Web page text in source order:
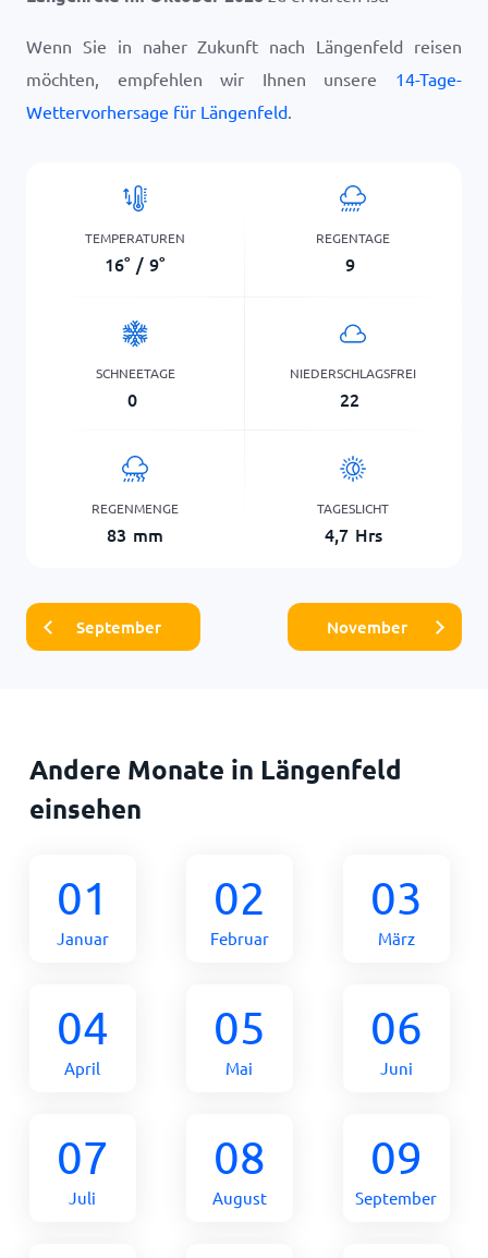
Wenn Sie in naher Zukunft nach Längenfeld reisen
möchten, empfehlen wir Ihnen unsere 14-Tage-
Wettervorhersage für Längenfeld.
TEMPERATUREN
16° / 9°
REGENTAGE
9
SCHNEETAGE
0
NIEDERSCHLAGSFREI
22
REGENMENGE
83 mm
TAGESLICHT
4,7 Hrs
September November
Andere Monate in Längenfeld
einsehen
01
Januar
02
Februar
03
März
04
April
05
Mai
06
Juni
07
Juli
08
August
09
September